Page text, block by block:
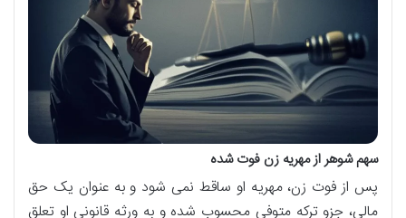
سهم شوهر از مهریه زن فوت شده
پس از فوت زن، مهریه او ساقط نمی شود و به عنوان یک حق
مالی، جزو ترکه متوفی محسوب شده و به ورثه قانونی او تعلق